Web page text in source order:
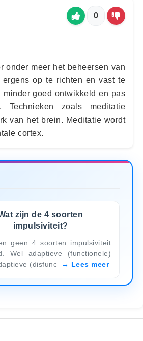
0
onder meer het beheersen van
op te richten en vast te
goed ontwikkeld en pas
zoals meditatie
van het brein. Meditatie wordt
cortex.
zijn de 4 soorten
impulsiviteit?
geen 4 soorten impulsiviteit
Wel adaptieve (functionele)
(disfunc
Lees meer